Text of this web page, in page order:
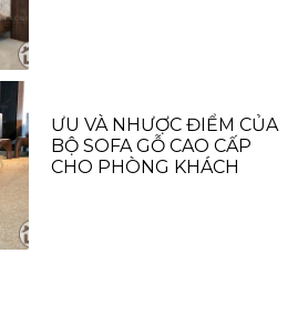
ƯU VÀ NHƯỢC ĐIỂM CỦA
BỘ SOFA GỖ CAO CẤP
CHO PHÒNG KHÁCH